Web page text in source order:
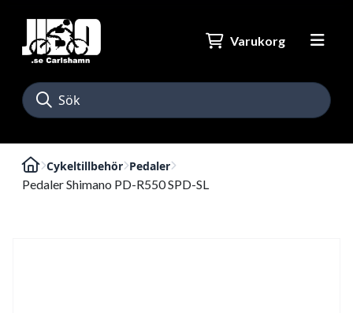
Varukorg
Cykeltillbehör Pedaler
Pedaler Shimano PD-R550 SPD-SL